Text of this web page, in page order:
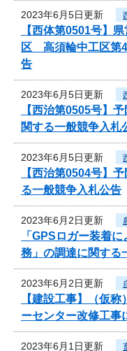
2023年6月5日更新
【西体第0501号】
区 高須輪中工区第
告
2023年6月5日更新
【西治第0505号】
関する一般競争入札
2023年6月5日更新
【西治第0504号】
る一般競争入札公告
2023年6月2日更新
「GPSロガー装着
務」の調達に関する
2023年6月2日更新
【建設工事】（仮
ーセンター改修工事
2023年6月1日更新